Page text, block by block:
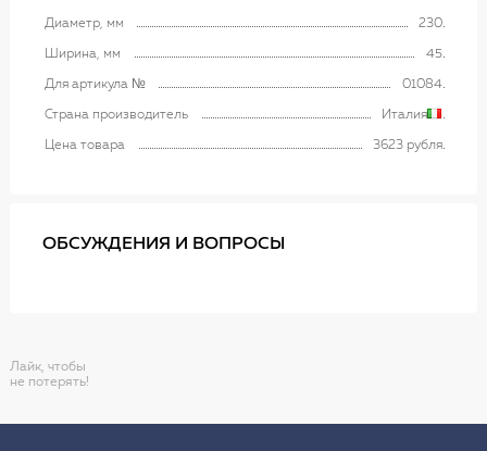
Диаметр, мм 230
Ширина, мм 45
Для артикула № 01084
Страна производитель Италия
Цена товара 3623 рубля
ОБСУЖДЕНИЯ И ВОПРОСЫ
Лайк, чтобы
не потерять!